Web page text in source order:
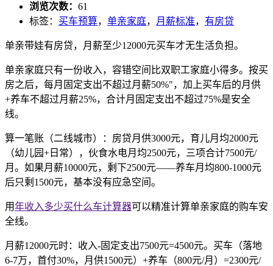
浏览次数： 61
标签： 买车预算， 单亲家庭， 月薪标准， 有房贷
单亲带娃有房贷，月薪至少12000元买车才无生活负担。
单亲家庭只有一份收入，容错空间比双职工家庭小得多。按买
房之后，每月固定支出不超过月薪50%"，加上买车后的月供
+养车不超过月薪25%，合计月固定支出不超过75%是安全
线。
算一笔账（二线城市）：房贷月供3000元，育儿月均2000元
（幼儿园+日常），伙食水电月均2500元，三项合计7500元/
月。如果月薪10000元，剩下2500元——养车月均800-1000元
后只剩1500元，基本没有应急空间。
用年收入多少买什么车计算器可以精准计算单亲家庭的购车安
全线。
月薪12000元时：收入-固定支出7500元=4500元。买车（落地
6-7万，首付30%，月供1500元）+养车（800元/月）=2300元/